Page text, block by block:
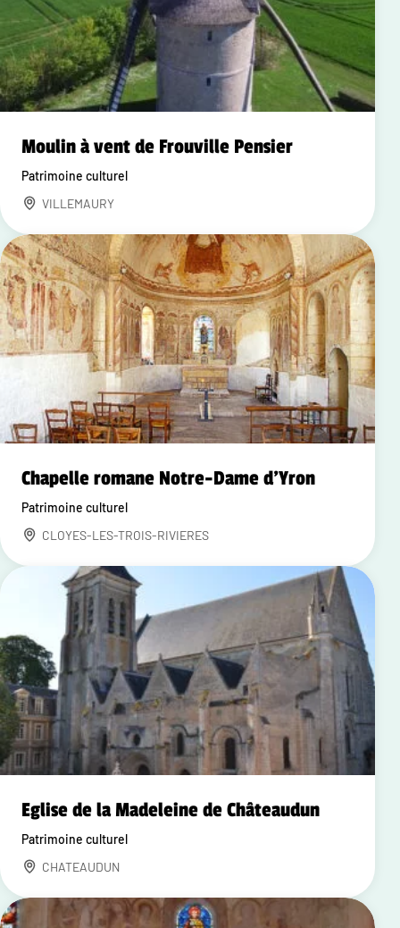
Moulin à vent de Frouville Pensier
Patrimoine culturel
VILLEMAURY
Chapelle romane Notre-Dame d'Yron
Patrimoine culturel
CLOYES-LES-TROIS-RIVIERES
Eglise de la Madeleine de Châteaudun
Patrimoine culturel
CHATEAUDUN